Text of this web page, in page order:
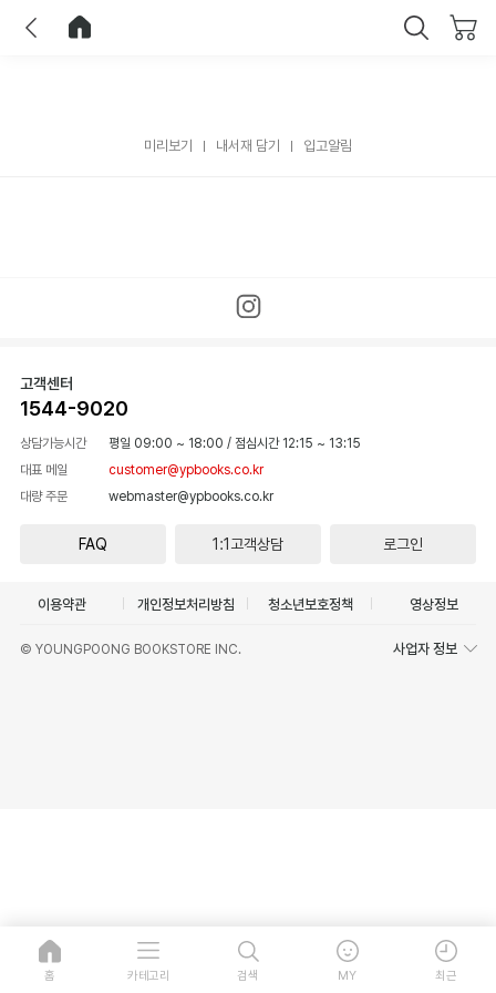
미리보기 내서재 담기 입고알림
고객센터
1544-9020
상담가능시간 평일 09:00 ~ 18:00 / 점심시간 12:15 ~ 13:15
대표 메일
customer@ypbooks.co.kr
대량 주문
webmaster@ypbooks.co.kr
FAQ 1:1고객상담 로그인
이용약관 개인정보처리방침 청소년보호정책 영상정보
© YOUNGPOONG BOOKSTORE INC. 사업자 정보
홈 카테고리 검색 MY 최근